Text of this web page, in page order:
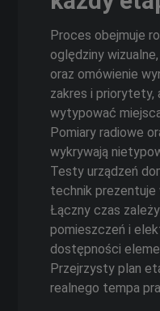
Proces obejmuje
oględziny
oraz omówienie
zakres i priorytety,
wytypować
Pomiary radiowe
wykrywają
Testy urządzeń
technik prezentuje
Łączny czas
pomieszczeń i
dostępności
Przejrzysty plan
realnego tempa